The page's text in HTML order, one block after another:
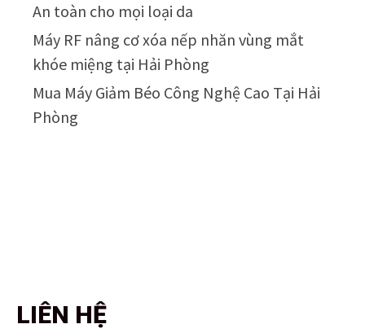
An toàn cho mọi loại da
Máy RF nâng cơ xóa nếp nhăn vùng mắt
khóe miệng tại Hải Phòng
Mua Máy Giảm Béo Công Nghệ Cao Tại Hải
Phòng
LIÊN HỆ